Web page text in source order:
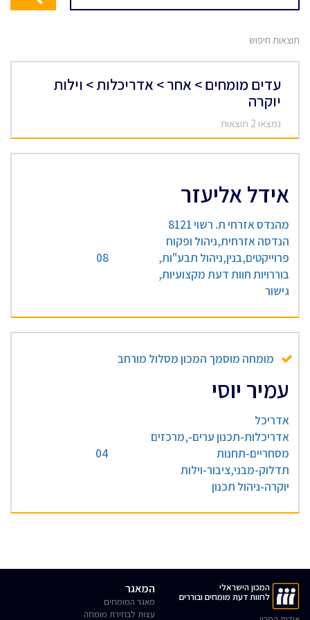
תוצאות חיפוש
עדים מומחים > אחר > אדריכלות > וילות
יוקרה
נמצאו 2 תוצאות
אידל אליעזר
מהנדס אזרחי ת. רשוי 8121
הנדסה אזרחית,ניהול ופקוח
פרוייקטים,בנין,ניהול תבע"ות,
בוררויות חוות דעת מקצועיות,
גישור
08
מומחה מוסמך המכון מסלול מורחב
עמיר יוסי
אדריכל
אדריכלות-תכנון ערים-,מרכזים
מסחריים-תחנות
תדלוק-מבני,ציבור-וילות
יוקרה-ניהול תכנון
04
המכון הישראלי
לחוות דעת מומחים ובוררים
המאגר
מאגר המומחים
עצות לבחירת מומחה